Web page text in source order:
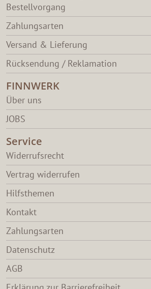
Bestellvorgang
Zahlungsarten
Versand & Lieferung
Rücksendung / Reklamation
FINNWERK
Über uns
JOBS
Service
Widerrufsrecht
Vertrag widerrufen
Hilfsthemen
Kontakt
Zahlungsarten
Datenschutz
AGB